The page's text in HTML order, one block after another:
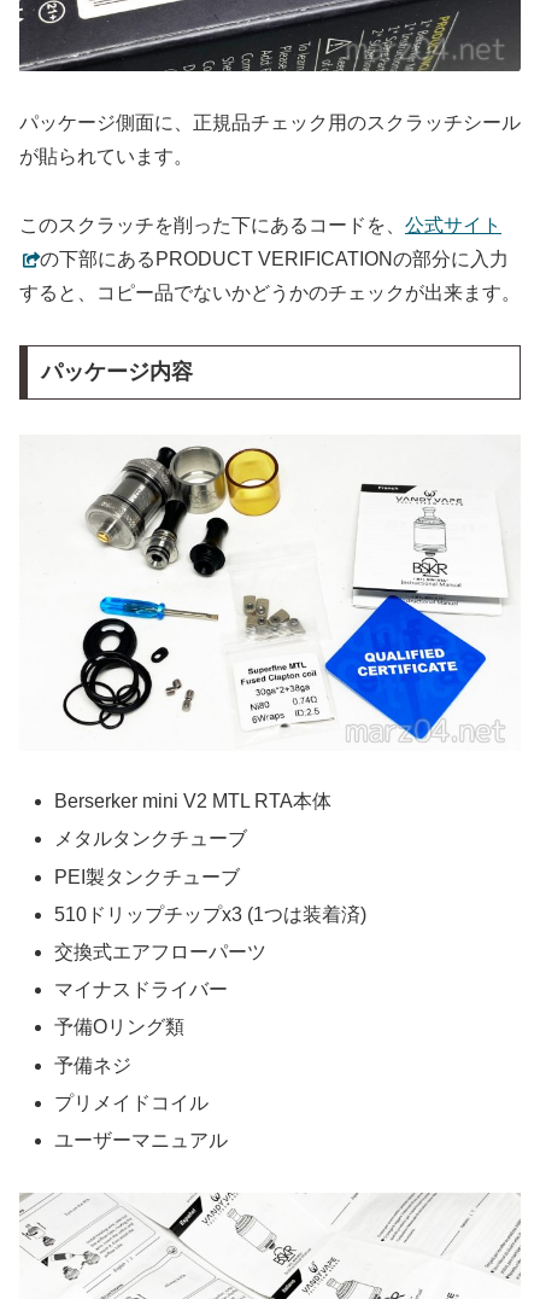
パッケージ側面に、正規品チェック用のスクラッチシール
が貼られています。
このスクラッチを削った下にあるコードを、 公式サイト
の下部にあるPRODUCT VERIFICATIONの部分に入力
すると、コピー品でないかどうかのチェックが出来ます。
パッケージ内容
Berserker mini V2 MTL RTA本体
メタルタンクチューブ
PEI製タンクチューブ
510ドリップチップx3 (1つは装着済)
交換式エアフローパーツ
マイナスドライバー
予備Oリング類
予備ネジ
プリメイドコイル
ユーザーマニュアル